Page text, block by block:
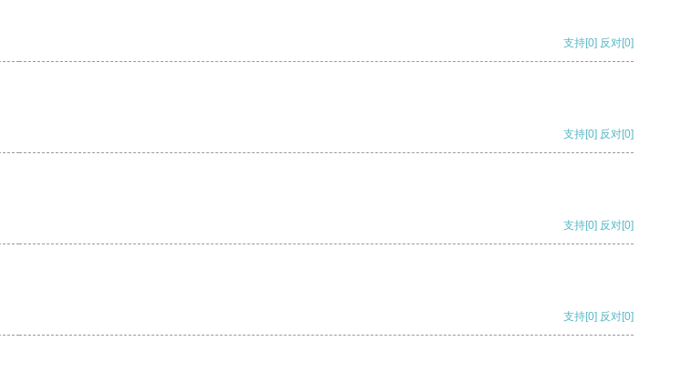
支持[0] 反对[0]
支持[0] 反对[0]
支持[0] 反对[0]
支持[0] 反对[0]